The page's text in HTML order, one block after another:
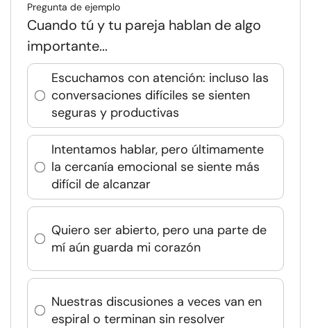
Pregunta de ejemplo
Cuando tú y tu pareja hablan de algo
importante...
Escuchamos con atención: incluso las
conversaciones difíciles se sienten
seguras y productivas
Intentamos hablar, pero últimamente
la cercanía emocional se siente más
difícil de alcanzar
Quiero ser abierto, pero una parte de
mí aún guarda mi corazón
Nuestras discusiones a veces van en
espiral o terminan sin resolver